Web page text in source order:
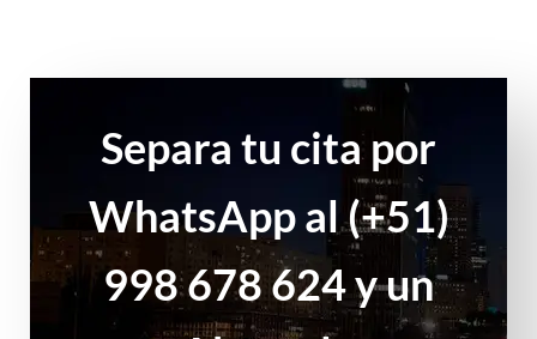
Separa tu cita por
WhatsApp al (+51)
998 678 624 y un